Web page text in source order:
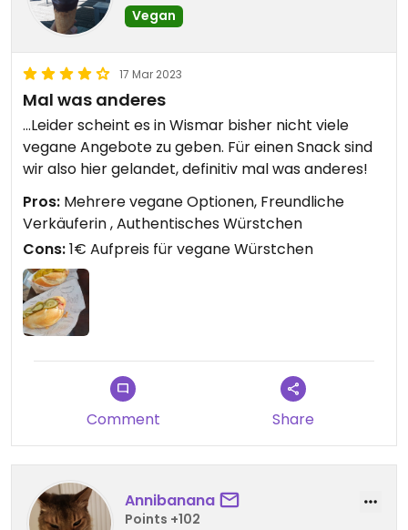
Vegan
17 Mar 2023
Mal was anderes
...Leider scheint es in Wismar bisher nicht viele
vegane Angebote zu geben. Für einen Snack sind
wir also hier gelandet, definitiv mal was anderes!
Pros: Mehrere vegane Optionen, Freundliche
Verkäuferin , Authentisches Würstchen
Cons:1€ Aufpreis für vegane Würstchen
Comment Share
Annibanana
Points +102